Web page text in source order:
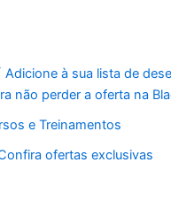
Adicione à sua lista de
não perder a oferta na
e Treinamentos
ofertas exclusivas